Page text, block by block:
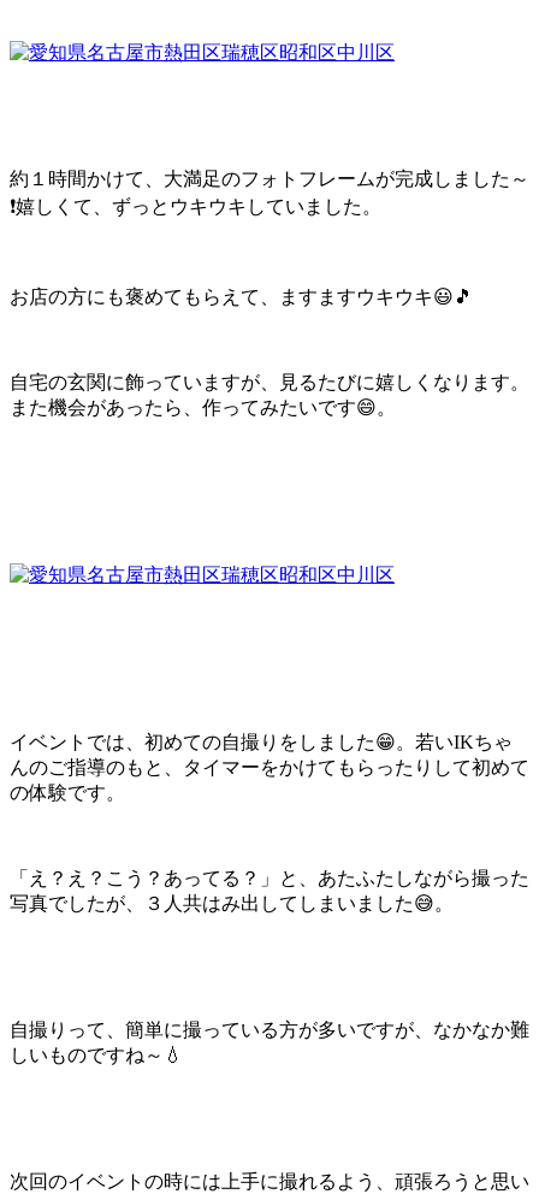
約１時間かけて、大満足のフォトフレームが完成しました～
❗嬉しくて、ずっとウキウキしていました。
お店の方にも褒めてもらえて、ますますウキウキ😃🎵
自宅の玄関に飾っていますが、見るたびに嬉しくなります。
また機会があったら、作ってみたいです😄。
イベントでは、初めての自撮りをしました😁。若いIKちゃ
んのご指導のもと、タイマーをかけてもらったりして初めて
の体験です。
「え？え？こう？あってる？」と、あたふたしながら撮った
写真でしたが、３人共はみ出してしまいました😅。
自撮りって、簡単に撮っている方が多いですが、なかなか難
しいものですね～💧
次回のイベントの時には上手に撮れるよう、頑張ろうと思い